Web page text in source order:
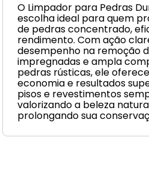
O Limpador para Pedras
escolha ideal para quem
de pedras concentrado,
rendimento. Com ação
desempenho na remoção
impregnadas e ampla
pedras rústicas, ele
economia e resultados
pisos e revestimentos
valorizando a beleza
prolongando sua